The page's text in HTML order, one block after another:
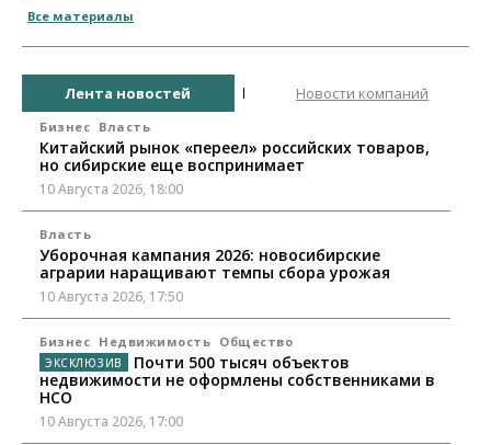
Все материалы
Лента новостей Новости компаний
Бизнес Власть
Китайский рынок «переел» российских товаров,
но сибирские еще воспринимает
10 Августа 2026, 18:00
Власть
Уборочная кампания 2026: новосибирские
аграрии наращивают темпы сбора урожая
10 Августа 2026, 17:50
Бизнес Недвижимость Общество
Почти 500 тысяч объектов
недвижимости не оформлены собственниками в
НСО
10 Августа 2026, 17:00